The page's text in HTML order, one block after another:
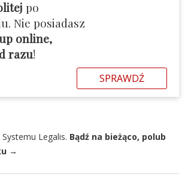
po
Nie posiadasz
online,
razu!
SPRAWDŹ
Legalis. Bądź na bieżąco, polub
→